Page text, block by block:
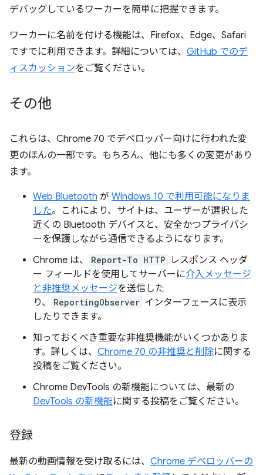
デバッグしているワーカーを簡単に把握できます。
ワーカーに名前を付ける機能は、Firefox、Edge、Safari
ですでに利用できます。詳細については、 GitHub でのデ
ィスカッションをご覧ください。
その他
これらは、Chrome 70 でデベロッパー向けに行われた変
更のほんの一部です。もちろん、他にも多くの変更があり
ます。
Web Bluetooth が Windows 10 で利用可能になりま
した。これにより、サイトは、ユーザーが選択した
近くの Bluetooth デバイスと、安全かつプライバシ
ーを保護しながら通信できるようになります。
Chrome は、
Report-To HTTP
レスポンス ヘッダ
ー フィールドを使用してサーバーに介入メッセージ
と非推奨メッセージを送信した
り、
ReportingObserver インターフェースに表示
したりできます。
知っておくべき重要な非推奨機能がいくつかありま
す。詳しくは、 Chrome 70 の非推奨と削除に関する
投稿をご覧ください。
Chrome DevTools の新機能については、最新の
DevTools の新機能に関する投稿をご覧ください。
登録
最新の動画情報を受け取るには、 Chrome デベロッパーの